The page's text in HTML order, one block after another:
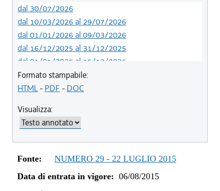
dal 30/07/2026
dal 10/03/2026 al 29/07/2026
dal 01/01/2026 al 09/03/2026
dal 16/12/2025 al 31/12/2025
dal 01/01/2025 al 15/12/2025
dal 01/01/2024 al 31/12/2024
dal 23/02/2023 al 31/12/2023
dal 14/06/2022 al 31/12/2022
dal 06/11/2021 al 31/12/2021
dal 12/08/2021 al 05/11/2021
dal 20/05/2021 al 11/08/2021
dal 01/01/2021 al 26/04/2021
Formato stampabile:
HTML- PDF - DOC
Visualizza:
Fonte:
NUMERO 29 - 22 LUGLIO 2015
Data di entrata in vigore: 06/08/2015